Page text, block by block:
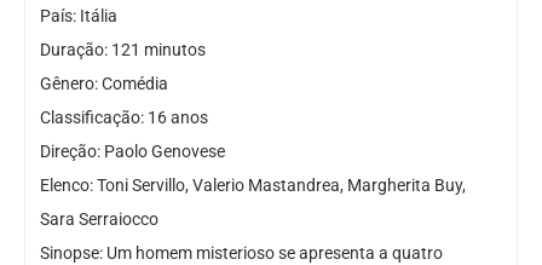
País: Itália
Duração: 121 minutos
Gênero: Comédia
Classificação: 16 anos
Direção: Paolo Genovese
Elenco: Toni Servillo, Valerio Mastandrea, Margherita Buy,
Sara Serraiocco
Sinopse: Um homem misterioso se apresenta a quatro